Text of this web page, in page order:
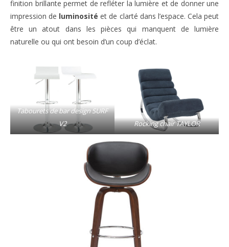
finition brillante permet de refléter la lumière et de donner une
impression de luminosité et de clarté dans l’espace. Cela peut
être un atout dans les pièces qui manquent de lumière
naturelle ou qui ont besoin d’un coup d’éclat.
Tabourets de bar design SURF
V2
Rocking chair TAYLOR